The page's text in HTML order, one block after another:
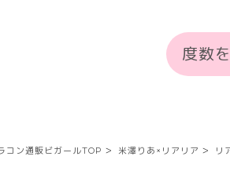
度数
コン通販ビガールTOP 米澤りあ×リアリア リ